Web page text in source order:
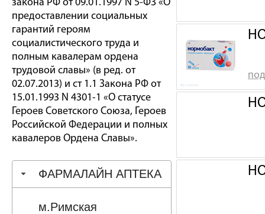
закона РФ от 09.01.1997 N 5-ФЗ «О
предоставлении социальных
гарантий героям
социалистического труда и
полным кавалерам ордена
трудовой славы» (в ред. от
02.07.2013) и ст 1.1 Закона РФ от
15.01.1993 N 4301-1 «О статусе
Героев Советского Союза, Героев
Российской Федерации и полных
кавалеров Ордена Славы».
ФАРМАЛАЙН АПТЕКА
м.Римская